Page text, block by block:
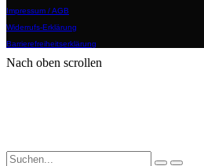
Impressum / AGB
Widerrufs-Erklärung
Barrierefreiheitserklärung
Nach oben scrollen